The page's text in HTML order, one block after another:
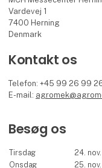
Vardevej 1
7400 Herning
Denmark
Kontakt os
Telefon: +45 99 26 99
E-mail:
Besøg os
Tirsdag 24.
Onsdag
25.